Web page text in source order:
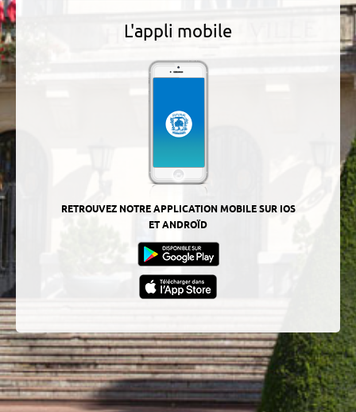
L'appli mobile
RETROUVEZ NOTRE APPLICATION MOBILE SUR IOS
ET ANDROÏD